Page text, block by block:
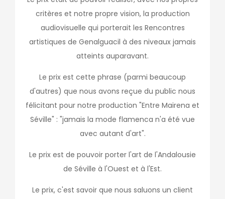
critères et notre propre vision, la production
audiovisuelle qui porterait les Rencontres
artistiques de Genalguacil à des niveaux jamais
atteints auparavant.
Le prix est cette phrase (parmi beaucoup
d'autres) que nous avons reçue du public nous
félicitant pour notre production "Entre Mairena et
Séville" : "jamais la mode flamenca n'a été vue
avec autant d'art".
Le prix est de pouvoir porter l'art de l'Andalousie
de Séville à l'Ouest et à l'Est.
Le prix, c'est savoir que nous saluons un client